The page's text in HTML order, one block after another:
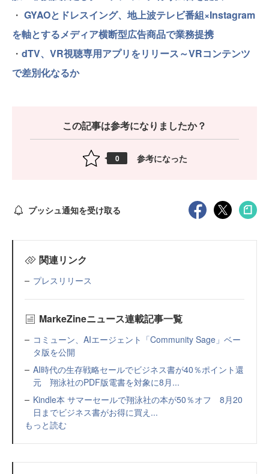
・ GYAOとドレスイング、地上波テレビ番組×Instagram
を軸とするメディア横断型広告商品で業務提携
・ dTV、VR視聴専用アプリをリリース～VRコンテンツ
で差別化なるか
この記事は参考になりましたか？
0 参考になった
プッシュ通知を受け取る
関連リンク
プレスリリース
MarkeZineニュース連載記事一覧
コミューン、AIエージェント「Community Sage」ベー
タ版を公開
AI時代の生存戦略セールでビジネス書が40％ポイント還
元 翔泳社のPDF版電書を対象に8月...
Kindle本 サマーセールで翔泳社の本が50％オフ 8月20
日までビジネス書がお得に買え...
もっと読む